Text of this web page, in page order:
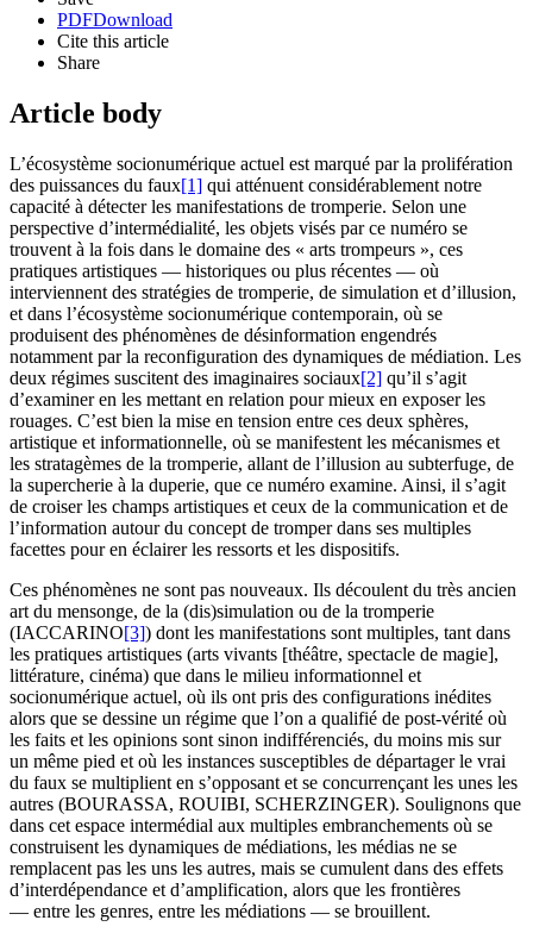
PDFDownload
Cite this article
Share
Article body
L’écosystème socionumérique actuel est marqué par la prolifération
des puissances du faux[1] qui atténuent considérablement notre
capacité à détecter les manifestations de tromperie. Selon une
perspective d’intermédialité, les objets visés par ce numéro se
trouvent à la fois dans le domaine des « arts trompeurs », ces
pratiques artistiques — historiques ou plus récentes — où
interviennent des stratégies de tromperie, de simulation et d’illusion,
et dans l’écosystème socionumérique contemporain, où se
produisent des phénomènes de désinformation engendrés
notamment par la reconfiguration des dynamiques de médiation. Les
deux régimes suscitent des imaginaires sociaux[2] qu’il s’agit
d’examiner en les mettant en relation pour mieux en exposer les
rouages. C’est bien la mise en tension entre ces deux sphères,
artistique et informationnelle, où se manifestent les mécanismes et
les stratagèmes de la tromperie, allant de l’illusion au subterfuge, de
la supercherie à la duperie, que ce numéro examine. Ainsi, il s’agit
de croiser les champs artistiques et ceux de la communication et de
l’information autour du concept de tromper dans ses multiples
facettes pour en éclairer les ressorts et les dispositifs.
Ces phénomènes ne sont pas nouveaux. Ils découlent du très ancien
art du mensonge, de la (dis)simulation ou de la tromperie
(IACCARINO[3]) dont les manifestations sont multiples, tant dans
les pratiques artistiques (arts vivants [théâtre, spectacle de magie],
littérature, cinéma) que dans le milieu informationnel et
socionumérique actuel, où ils ont pris des configurations inédites
alors que se dessine un régime que l’on a qualifié de post-vérité où
les faits et les opinions sont sinon indifférenciés, du moins mis sur
un même pied et où les instances susceptibles de départager le vrai
du faux se multiplient en s’opposant et se concurrençant les unes les
autres (BOURASSA, ROUIBI, SCHERZINGER). Soulignons que
dans cet espace intermédial aux multiples embranchements où se
construisent les dynamiques de médiations, les médias ne se
remplacent pas les uns les autres, mais se cumulent dans des effets
d’interdépendance et d’amplification, alors que les frontières
— entre les genres, entre les médiations — se brouillent.